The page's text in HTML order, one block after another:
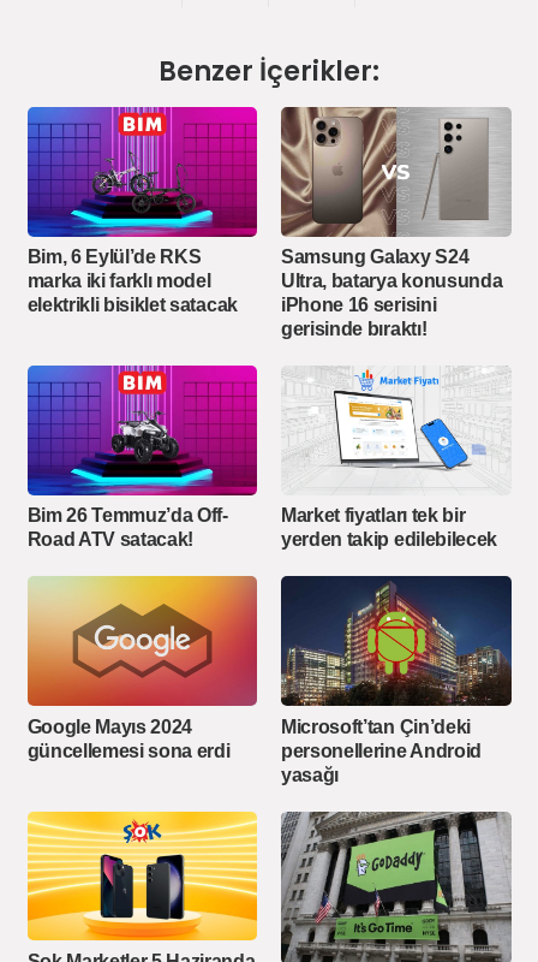
Benzer İçerikler:
Bim, 6 Eylül’de RKS
marka iki farklı model
elektrikli bisiklet satacak
Samsung Galaxy S24
Ultra, batarya konusunda
iPhone 16 serisini
gerisinde bıraktı!
Bim 26 Temmuz’da Off-
Road ATV satacak!
Market fiyatları tek bir
yerden takip edilebilecek
Google Mayıs 2024
güncellemesi sona erdi
Microsoft’tan Çin’deki
personellerine Android
yasağı